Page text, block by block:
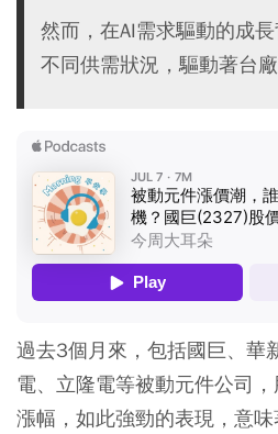
然而，在AI需求驅動的成
不同供需狀況，驅動著台廠
過去3個月來，包括國巨、華
電、立隆電等被動元件公司
漲幅，如此強勁的表現，意